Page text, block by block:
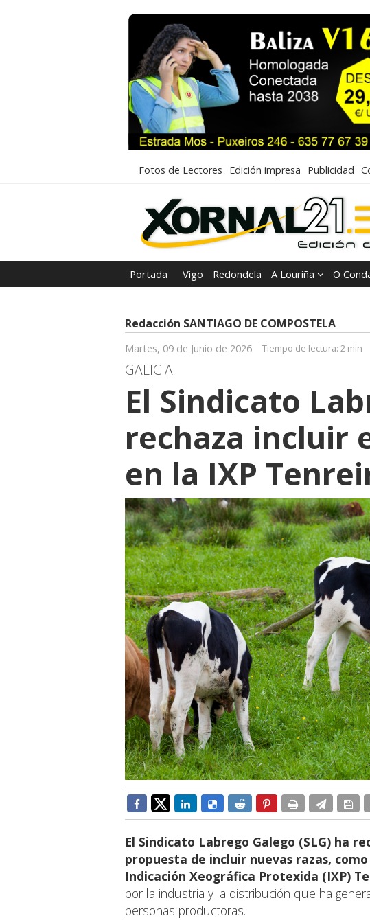
Fotos de Lectores Edición impresa Publicidad
Portada Vigo Redondela A Louriña O
Redacción SANTIAGO DE COMPOSTELA
Martes, 09 de Junio de 2026 Tiempo de lectura: 2 min
GALICIA
El Sindicato
rechaza incluir
en la IXP
El Sindicato Labrego Galego (SLG) ha
propuesta de incluir nuevas razas,
Indicación Xeográfica Protexida (IXP)
por la industria y la distribución que ha
personas productoras.